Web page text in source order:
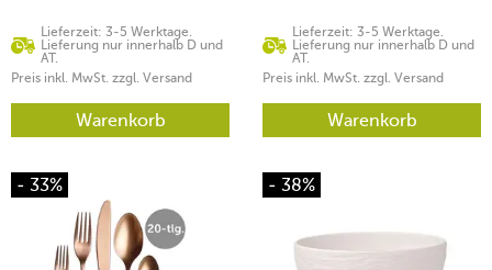
Lieferzeit: 3-5 Werktage.
Lieferung nur innerhalb D und
AT.
Preis inkl. MwSt. zzgl. Versand
Warenkorb
Lieferzeit: 3-5 Werktage.
Lieferung nur innerhalb D und
AT.
Preis inkl. MwSt. zzgl. Versand
Warenkorb
- 33% - 38%